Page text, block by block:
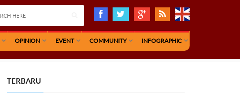
OPINION EVENT COMMUNITY INFOGRAPHIC
TERBARU